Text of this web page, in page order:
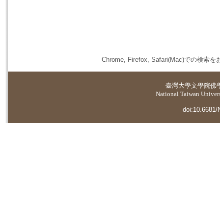
Chrome, Firefox, Safari(Mac)での検索を
臺灣大學文學院佛
National Taiwan
doi:10.6681/